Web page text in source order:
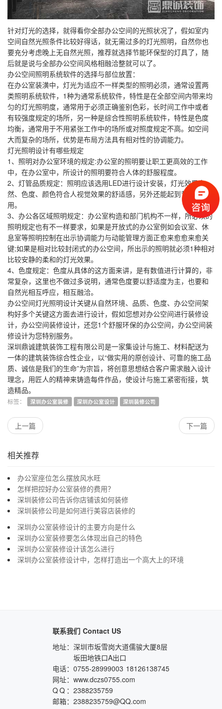
针对灯光的选择，就得看你全部办公空间的光照状况了，假如室内
空间自然光照条件比较好得话，就无需过多的灯光照明，自然你也
要充分考虑晚上无自然光照，推荐就选择节能环保型的灯具了，随
后就是说与全部办公空间风格相融洽整就可以了。
办公空间照明系统软件的选择与部位放置：
在办公室装潢中，灯光为适应不一样类型的照明必须，通常设置两
类照明系统软件，1种为通常系统软件，特性是在全部空间内带来均
匀的灯光照明度，通常用于必须正确鉴别色彩，长时间工作中或者
有较强度规定的场所，另一种是综合性照明系统软件，特性是色度
均衡，通常用于不用紧张工作中的场所或对照度规定不高。如空间
大而复杂的场所，优势是布局方法具有相对性的协调能力。
灯光照明设计有哪些规定
1、照明对办公室环境的规定:办公室的照明要让职工更高效的工作
中，在办公室中，所设计的照明要符合人体的舒服程度。
2、灯管品质规定：照明应该选用LED进行设计安装，灯光效果自
然、色度、颜色符合人视觉效果的舒适感，另外还能起到节电作
用。
3、办公各区域照明规定：办公室构造和部门机构不一样，所必须的
照明规定也有不一样要求，如果是开放式的办公室例如会议室、休
息室等照明控制在出示协调能力与动能管理方面正愈来愈愈来愈关
键;如果是相对比较封闭式的办公空间，所出示的照明就必须1种相对
比较安静的柔和的灯光效果。
4、色度规定：色度从具体的这方面来讲，是有数值进行计算的，非
常复杂，这里也不做过多说明，通常色度要以舒适度为主，也要和
自然光相互呼应，相互融洽。
办公空间灯光照明设计关键从自然环境、品质、色度、办公空间架
构好多个关键这方面去进行设计，假如您想对办公空间进行装修设
计，办公空间装修设计，还您1个舒服环保的办公空间，办公空间装
修设计为您特别服务。
深圳鼎诚建筑装饰工程有限公司是一家集设计与施工、材料配送为
一体的建筑装饰综合性企业，以“做实用的原创设计、可靠的施工品
质、诚信是我们的生命”为宗旨，将创意思想结合客户需求融入设计
理念，用匠人的精神来铸造每件作品，使设计与施工紧密衔接，筑
造精品。
深圳办公室装修 深圳办公室设计 深圳装修公司
上一篇 下一篇
相关推荐
办公室座位怎么摆放风水旺
怎样把控好办公室装修的费用？
深圳装修公司告诉你店铺该如何装修
深圳装修公司是如何进行美容店装修的
深圳办公室装修设计的主要方向是什么
深圳办公室装修要怎么体现出自己的特色
深圳办公室装修设计该怎么进行
深圳办公室装修设计中，怎样打造出一个高大上的环境
联系我们 Contact US
地址： 深圳市坂雪岗大道儒骏大厦8层
坂田地铁口A出口
电话： 0755-28999003 18126138745
网址： www.dczs0755.com
QQ ： 2388235759
邮箱： 2388235759@QQ.com